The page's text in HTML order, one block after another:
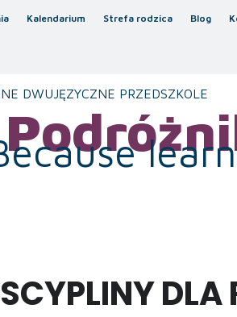
Kalendarium Strefa rodzica Blog
DWUJĘZYCZNE PRZEDSZKOLE